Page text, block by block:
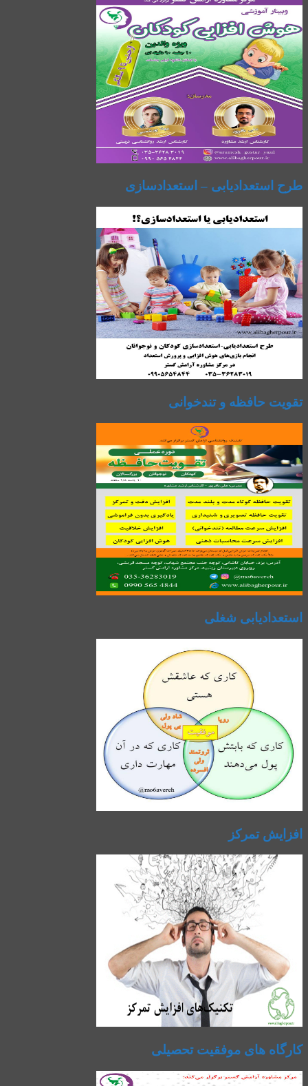
طرح استعدادیابی – استعدادسازی
تقویت حافظه و تندخوانی
استعدادیابی شغلی
افزایش تمرکز
کارگاه های موفقیت تحصیلی